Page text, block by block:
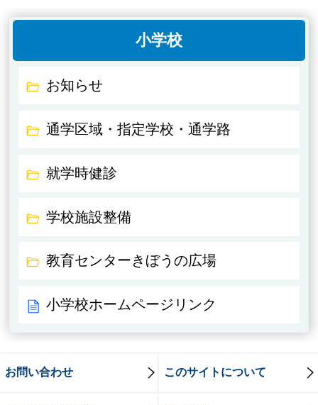
小学校
お知らせ
通学区域・指定学校・通学路
就学時健診
学校施設整備
教育センターきぼうの広場
小学校ホームページリンク
お問い合わせ このサイトについて